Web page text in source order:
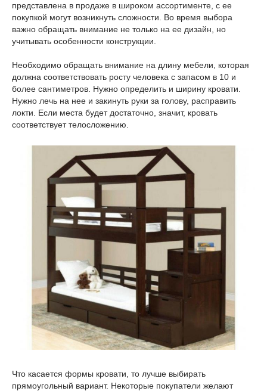
представлена в продаже в широком ассортименте, с ее
покупкой могут возникнуть сложности. Во время выбора
важно обращать внимание не только на ее дизайн, но
учитывать особенности конструкции.
Необходимо обращать внимание на длину мебели, которая
должна соответствовать росту человека с запасом в 10 и
более сантиметров. Нужно определить и ширину кровати.
Нужно лечь на нее и закинуть руки за голову, расправить
локти. Если места будет достаточно, значит, кровать
соответствует телосложению.
Что касается формы кровати, то лучше выбирать
прямоугольный вариант. Некоторые покупатели желают